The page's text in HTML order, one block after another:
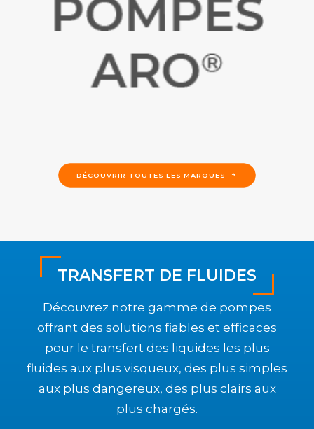
DÉCOUVRIR TOUTES LES MARQUES
TRANSFERT DE FLUIDES
Découvrez notre gamme de pompes
offrant des solutions fiables et efficaces
pour le transfert des liquides les plus
fluides aux plus visqueux, des plus simples
aux plus dangereux, des plus clairs aux
plus chargés.